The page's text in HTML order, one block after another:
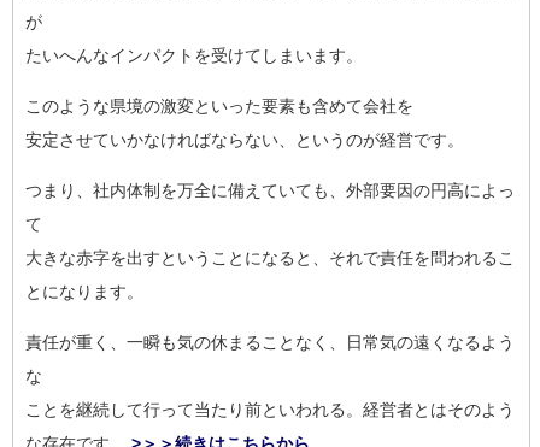
が
たいへんなインパクトを受けてしまいます。
このような県境の激変といった要素も含めて会社を
安定させていかなければならない、というのが経営です。
つまり、社内体制を万全に備えていても、外部要因の円高によっ
て
大きな赤字を出すということになると、それで責任を問われるこ
と になります。
責任が重く、一瞬も気の休まることなく、日常気の遠くなるよう
な
ことを継続して行って当たり前といわれる。経営者とはそのよう